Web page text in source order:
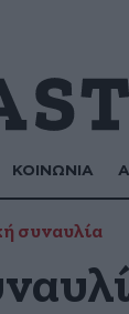
ΚΟΙΝΩΝΙΑ
συναυλία